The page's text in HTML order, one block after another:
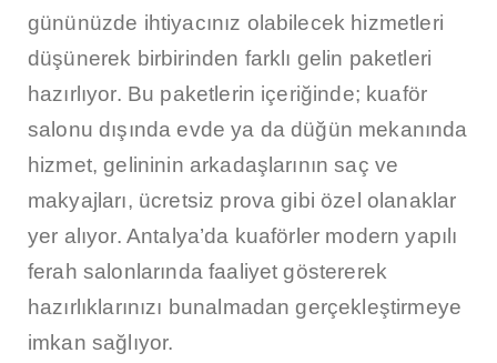
gününüzde ihtiyacınız olabilecek hizmetleri
düşünerek birbirinden farklı gelin paketleri
hazırlıyor. Bu paketlerin içeriğinde; kuaför
salonu dışında evde ya da düğün mekanında
hizmet, gelininin arkadaşlarının saç ve
makyajları, ücretsiz prova gibi özel olanaklar
yer alıyor. Antalya’da kuaförler modern yapılı
ferah salonlarında faaliyet göstererek
hazırlıklarınızı bunalmadan gerçekleştirmeye
imkan sağlıyor.